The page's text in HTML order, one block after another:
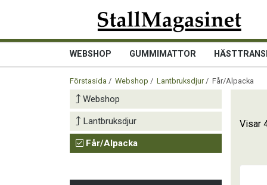
WEBSHOP GUMMIMATTOR
Förstasida / Webshop / Lantbruksdjur/ Får/Alpacka
Webshop
Lantbruksdjur
Får/Alpacka
Visar